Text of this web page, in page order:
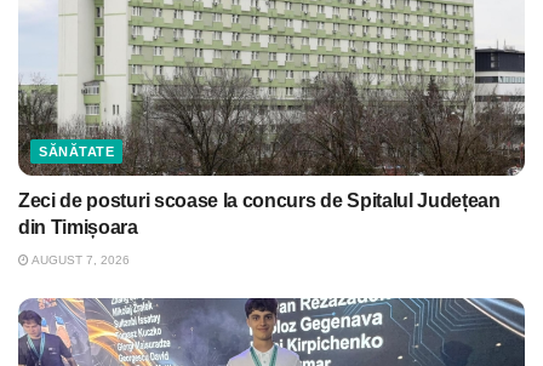
SĂNĂTATE
Zeci de posturi scoase la concurs de Spitalul Județean
din Timișoara
AUGUST 7, 2026